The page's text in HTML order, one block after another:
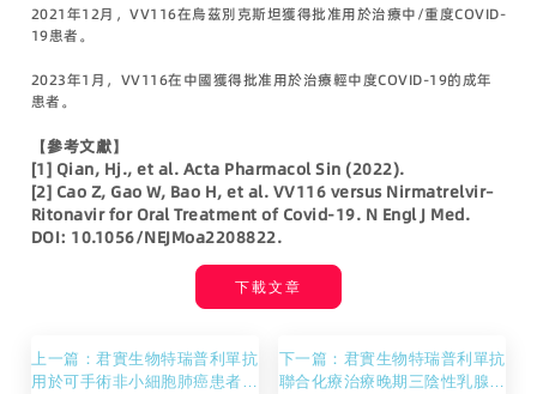
下載文章
2021年12月，VV116在烏茲別克斯坦獲得批准用於治療中/重度COVID-
19患者。
2023年1月，VV116在中國獲得批准用於治療輕中度COVID-19的成年
患者。
【參考文獻】
[1] Qian, Hj., et al. Acta Pharmacol Sin (2022).
[2] Cao Z, Gao W, Bao H, et al. VV116 versus Nirmatrelvir–
Ritonavir for Oral Treatment of Covid-19. N Engl J Med.
DOI: 10.1056/NEJMoa2208822.
上一篇：君實生物特瑞普利單抗
用於可手術非小細胞肺癌患者圍
下一篇：君實生物特瑞普利單抗
聯合化療治療晚期三陰性乳腺癌